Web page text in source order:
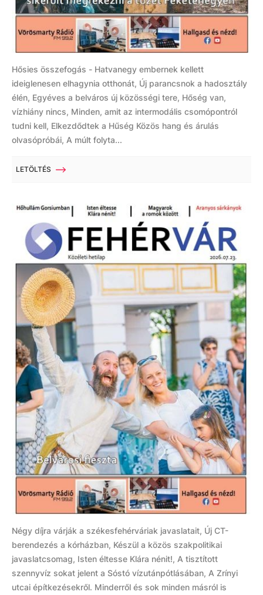
Hősies összefogás - Hatvanegy embernek kellett
ideiglenesen elhagynia otthonát, Új parancsnok a hadosztály
élén, Egyéves a belváros új közösségi tere, Hőség van,
vízhiány nincs, Minden, amit az intermodális csomópontról
tudni kell, Elkezdődtek a Hűség Közös hang és árulás
olvasópróbái, A múlt folyta...
LETÖLTÉS
Négy díjra várják a székesfehérváriak javaslatait, Új CT-
berendezés a kórházban, Készül a közös szakpolitikai
javaslatcsomag, Isten éltesse Klára nénit!, A tisztított
szennyvíz sokat jelent a Sóstó vízutánpótlásában, A Zrínyi
utcai építkezésekről. Minderről és sok minden másról is